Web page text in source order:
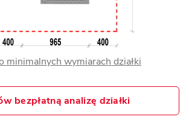
minimalnych wymiarach działki
bezpłatną analizę działki